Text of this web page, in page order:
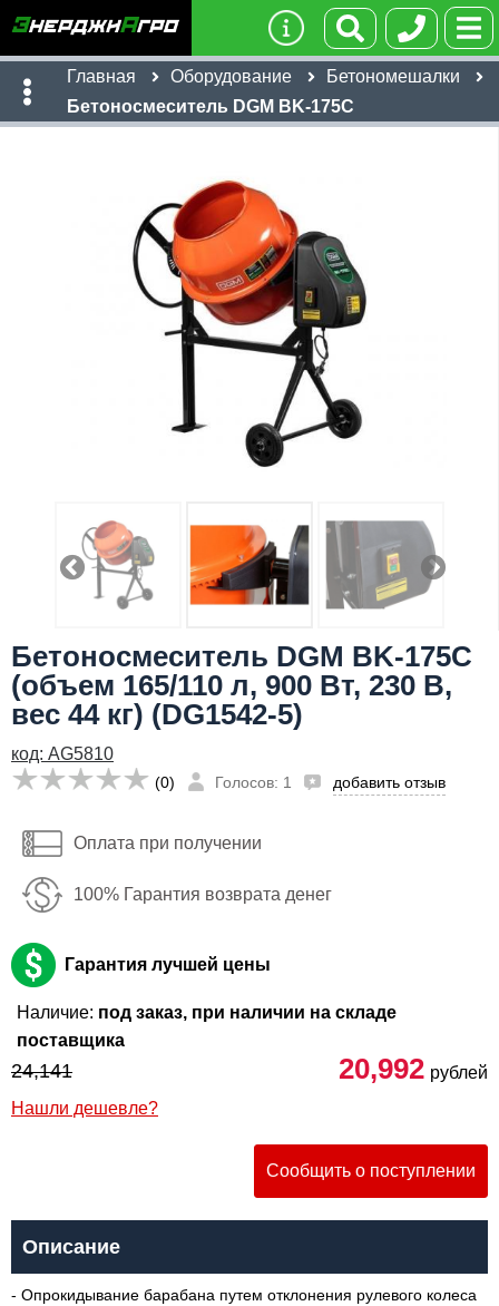
Главная Оборудование
Бетономешалки
Бетоносмеситель DGM BK-175C
Бетоносмеситель DGM BK-175C
(объем 165/110 л, 900 Вт, 230 В,
вес 44 кг) (DG1542-5)
код: AG5810
(0) Голосов: 1 добавить отзыв
Оплата при получении
100% Гарантия возврата денег
Гарантия лучшей цены
Наличие: под заказ, при наличии на складе
поставщика
24,141 20,992 рублей
Нашли дешевле?
Сообщить о поступлении
Описание
- Опрокидывание барабана путем отклонения рулевого колеса
Я даю согласие на обработку персональных данных
Сообщить о поступлении
20,992
Имя:
Email:
Телефон* :
обработку персональных данных
Сообщить о поступлении
Я даю согласие наобработку персональных данных
Отправить